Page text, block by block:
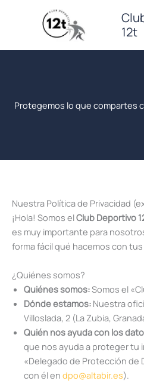
12t
Protegemos lo que compartes
Nuestra Política de Privacidad
¡Hola! Somos elClub Deportivo
es muy importante para
forma fácil qué hacemos con
¿Quiénes somos?
Quiénes somos:Somos el
Dónde estamos: Nuestra
Villoslada, 2 (La Zubia,
Quién nos ayuda con los
que nos ayuda a proteger tu
«Delegado de Protección
con él en dpo@altabir.es).